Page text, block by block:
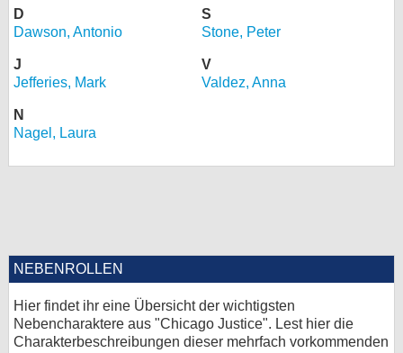
D
Dawson, Antonio
J
Jefferies, Mark
N
Nagel, Laura
S
Stone, Peter
V
Valdez, Anna
NEBENROLLEN
Hier findet ihr eine Übersicht der wichtigsten
Nebencharaktere aus "Chicago Justice". Lest hier die
Charakterbeschreibungen dieser mehrfach vorkommenden
Kontakt
Datenschutz
Impressum